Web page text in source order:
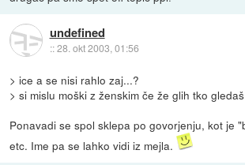
undefined
::28. okt 2003, 01:56
> ice a se nisi rahlo zaj...?
> si mislu moški z ženskim če že glih tko gledaš
Ponavadi se spol sklepa po govorjenju, kot je
etc. Ime pa se lahko vidi iz mejla.